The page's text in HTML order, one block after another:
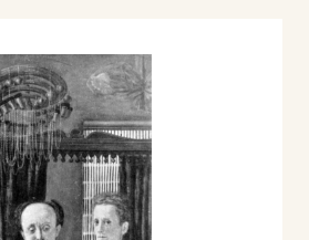
sett./ott., p. 47.
Mostra Nazionale di
catalogo mostra, Bergamo,
sett./nov., p. 53.
Gianfilippo Usellini,
37 tavole, Milano, Ulrico